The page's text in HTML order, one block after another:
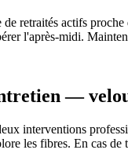
retraités actifs
l'après-midi.
—
interventions
les fibres. En cas